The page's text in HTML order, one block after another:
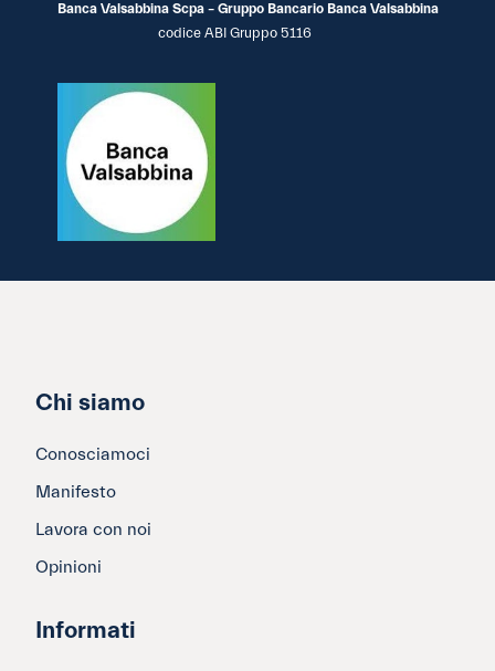
Banca Valsabbina Scpa – Gruppo Bancario Banca Valsabbina
codice ABI Gruppo 5116
Chi siamo
Conosciamoci
Manifesto
Lavora con noi
Opinioni
Informati